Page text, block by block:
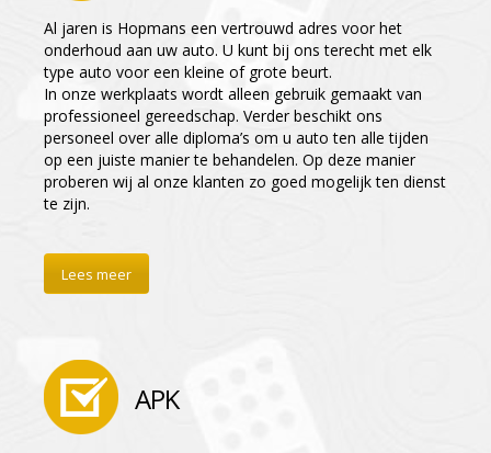
Al jaren is Hopmans een vertrouwd adres voor het
onderhoud aan uw auto. U kunt bij ons terecht met elk
type auto voor een kleine of grote beurt.
In onze werkplaats wordt alleen gebruik gemaakt van
professioneel gereedschap. Verder beschikt ons
personeel over alle diploma’s om u auto ten alle tijden
op een juiste manier te behandelen. Op deze manier
proberen wij al onze klanten zo goed mogelijk ten dienst
te zijn.
Lees meer
APK